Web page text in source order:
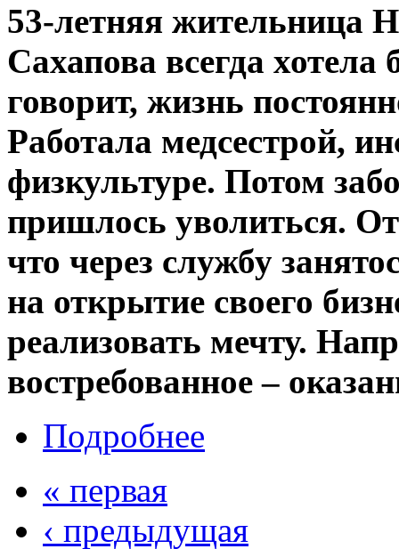
53-летняя жительница
Сахапова всегда
говорит, жизнь
Работала медсестрой,
физкультуре. Потом
пришлось уволиться.
что через службу
на открытие своего
реализовать мечту.
востребованное –
Подробнее
« первая
‹ предыдущая